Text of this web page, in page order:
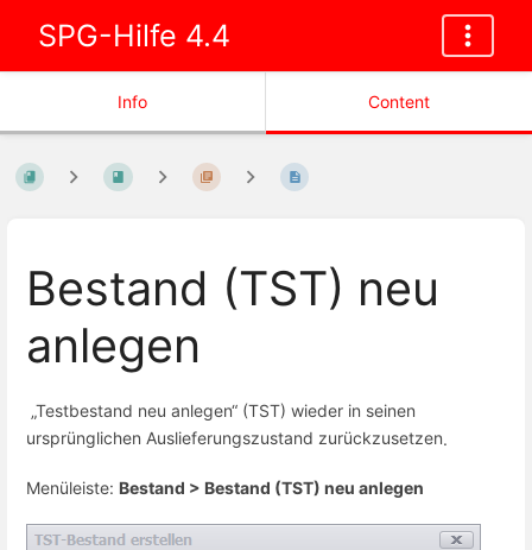
SPG-Hilfe 4.4
Info Content
Bestand (TST) neu
anlegen
„Testbestand neu anlegen“ (TST) wieder in seinen
ursprünglichen Auslieferungszustand zurückzusetzen.
Menüleiste: Bestand > Bestand (TST) neu anlegen